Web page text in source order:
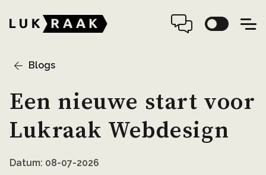
Blogs
Een nieuwe start voor
Lukraak Webdesign
Datum: 08-07-2026